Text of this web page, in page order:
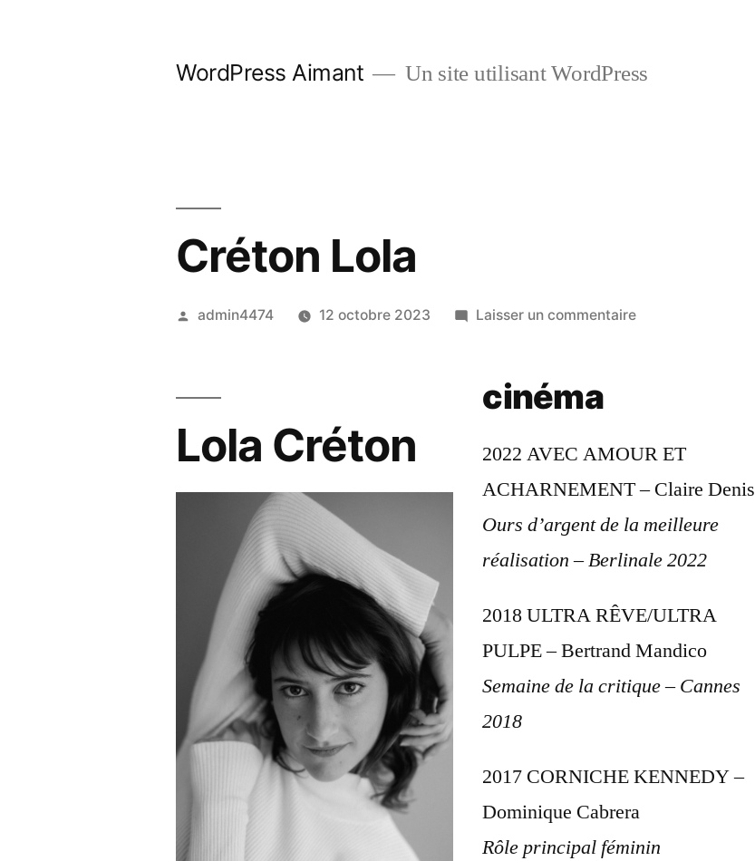
WordPress Aimant Un site utilisant WordPress
Créton Lola
Publié
admin4474 12 octobre 2023 Laisser un commentairesur
Lola Créton
cinéma
2022 AVEC AMOUR ET
ACHARNEMENT – Claire Denis
Ours d’argent de la meilleure
réalisation – Berlinale 2022
2018 ULTRA RÊVE/ULTRA
PULPE – Bertrand Mandico
Semaine de la critique – Cannes
2018
2017 CORNICHE KENNEDY –
Dominique Cabrera
Rôle principal féminin